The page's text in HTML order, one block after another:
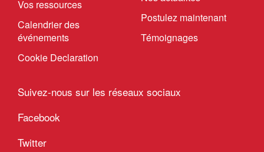
Vos ressources
Calendrier des
événements
Cookie Declaration
Postulez maintenant
Témoignages
Suivez-nous sur les réseaux sociaux
Facebook
Twitter